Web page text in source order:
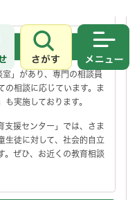
合せ
さがす
」があり、専門の相談員
の相談に応じています。ま
実施しております。
援センター」では、さま
生徒に対して、社会的自立
。ぜひ、お近くの教育相談